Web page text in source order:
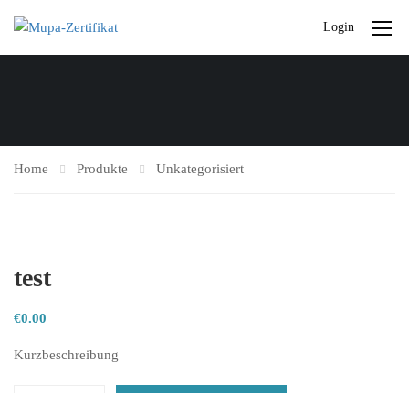
Login
Home Produkte Unkategorisiert
test
€0.00
Kurzbeschreibung